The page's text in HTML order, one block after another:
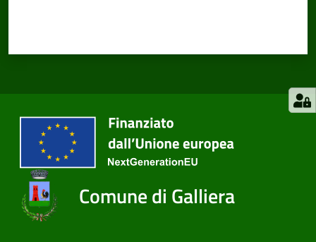
Comune di Galliera